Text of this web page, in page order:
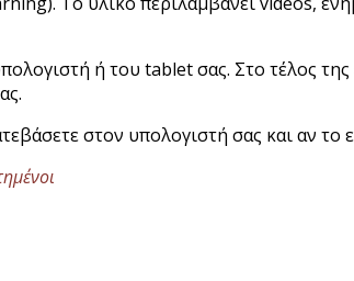
ή του tablet σας. Στο τέλος της
στον υπολογιστή σας και αν το